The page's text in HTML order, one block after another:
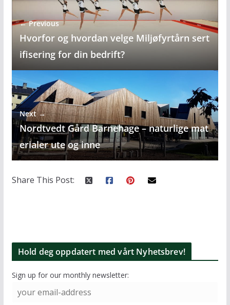
← Previous
Hvorfor og hvordan velge Miljøfyrtårn sert
ifisering for din bedrift?
Next →
Nordtvedt Gård Barnehage – naturlige mat
erialer ute og inne
Share This Post:
Hold deg oppdatert med vårt Nyhetsbrev!
Sign up for our monthly newsletter: